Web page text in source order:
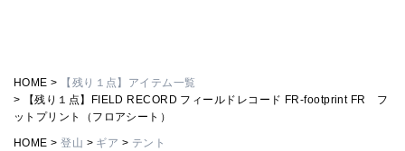
HOME
【残り１点】アイテム一覧
【残り１点】FIELD RECORD フィールドレコード FR-footprint FR フ
ットプリント（フロアシート）
HOME 登山 ギア テント